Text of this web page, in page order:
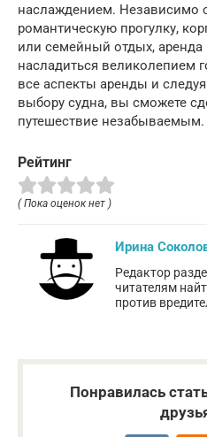
наслаждением. Независимо
романтическую прогулку,
или семейный отдых, аренда
насладиться великолепием
все аспекты аренды и
выбору судна, вы сможете
путешествие незабываемым.
Рейтинг
( Пока оценок нет )
Ирина
Редактор
читателям
против
Понравилась